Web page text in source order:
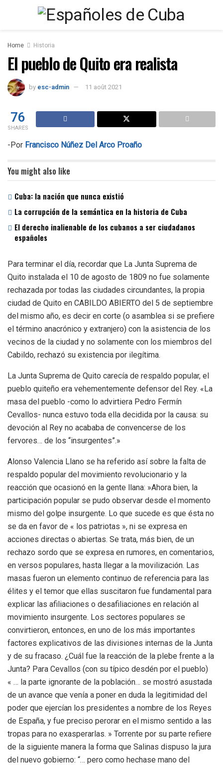
Home Historia
El pueblo de Quito era realista
by esc-admin 11 août 2021
76
SHARES
-Por Francisco Núñez Del Arco Proaño
You might also like
Cuba: la nación que nunca existió
La corrupción de la semántica en la historia de Cuba
El derecho inalienable de los cubanos a ser ciudadanos
españoles
Para terminar el día, recordar que La Junta Suprema de
Quito instalada el 10 de agosto de 1809 no fue solamente
rechazada por todas las ciudades circundantes, la propia
ciudad de Quito en CABILDO ABIERTO del 5 de septiembre
del mismo año, es decir en corte (o asamblea si se prefiere
el término anacrónico y extranjero) con la asistencia de los
vecinos de la ciudad y no solamente con los miembros del
Cabildo, rechazó su existencia por ilegítima.
La Junta Suprema de Quito carecía de respaldo popular, el
pueblo quiteño era vehementemente defensor del Rey. «La
masa del pueblo -como lo advirtiera Pedro Fermín
Cevallos- nunca estuvo toda ella decidida por la causa: su
devoción al Rey no acababa de convencerse de los
fervores… de los “insurgentes”.»
Alonso Valencia Llano se ha referido así sobre la falta de
respaldo popular del movimiento revolucionario y la
reacción que ocasionó en la gente llana: »Ahora bien, la
participación popular se pudo observar desde el momento
mismo del golpe insurgente. Lo que sucede es que ésta no
se da en favor de « los patriotas », ni se expresa en
acciones directas o abiertas. Se trata, más bien, de un
rechazo sordo que se expresa en rumores, en comentarios,
en versos populares, hasta llegar a la movilización. Las
masas fueron un elemento continuo de referencia para las
élites y el temor que ellas suscitaron fue fundamental para
explicar las afiliaciones o desafiliaciones en relación al
movimiento insurgente. Los sectores populares se
convirtieron, entonces, en uno de los más importantes
factores explicativos de las divisiones internas de la Junta
y de su fracaso. ¿Cuál fue la reacción de la plebe frente a la
Junta? Para Cevallos (con su típico desdén por el pueblo)
« … la parte ignorante de la población… se mostró asustada
de un avance que venía a poner en duda la legitimidad del
poder que ejercían los presidentes a nombre de los Reyes
de España, y fue preciso perorar en el mismo sentido a las
tropas para no exasperarlas. » Torrente por su parte refiere
de la siguiente manera la forma que Salinas dispuso la jura
del nuevo gobierno: “… pero como hechase mano del